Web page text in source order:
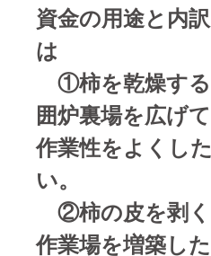
資金の用途と内訳
は
①柿を乾燥する
囲炉裏場を広げて
作業性をよくした
い。
②柿の皮を剥く
作業場を増築した